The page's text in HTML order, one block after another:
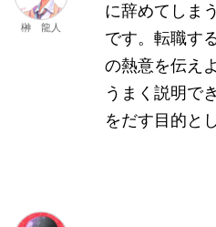
榊 龍人
に辞めてしま
です。転職す
の熱意を伝え
うまく説明で
をだす目的と